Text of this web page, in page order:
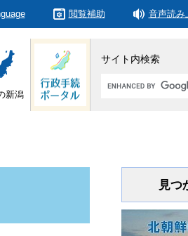
閲覧補助 音声読み
新潟
サイト内検索
Google
見つ